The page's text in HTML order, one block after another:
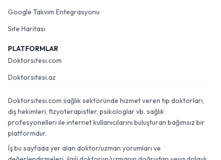
Google Takvim Entegrasyonu
Site Haritası
PLATFORMLAR
Doktorsitesi.com
Doktorsitesi.az
Doktorsitesi.com sağlık sektöründe hizmet veren tıp doktorları,
diş hekimleri, fizyoterapistler, psikologlar vb. sağlık
profesyonelleri ile internet kullanıcılarını buluşturan bağımsız bir
platformdur.
İş bu sayfada yer alan doktor/uzman yorumları ve